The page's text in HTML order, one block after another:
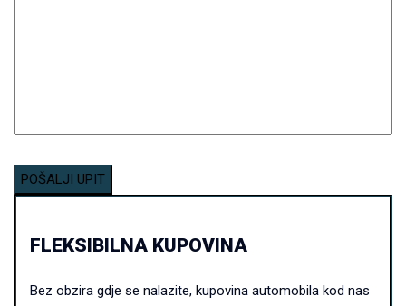
FLEKSIBILNA KUPOVINA
Bez obzira gdje se nalazite, kupovina automobila kod nas